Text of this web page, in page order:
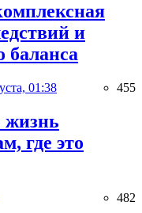
и
баланса
01:38 455
жизнь
где это
482